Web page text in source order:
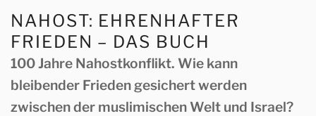
Inhalt
springen
NAHOST: EHRENHAFTER
FRIEDEN – DAS BUCH
100 Jahre Nahostkonflikt. Wie kann
bleibender Frieden gesichert werden
zwischen der muslimischen Welt und Israel?